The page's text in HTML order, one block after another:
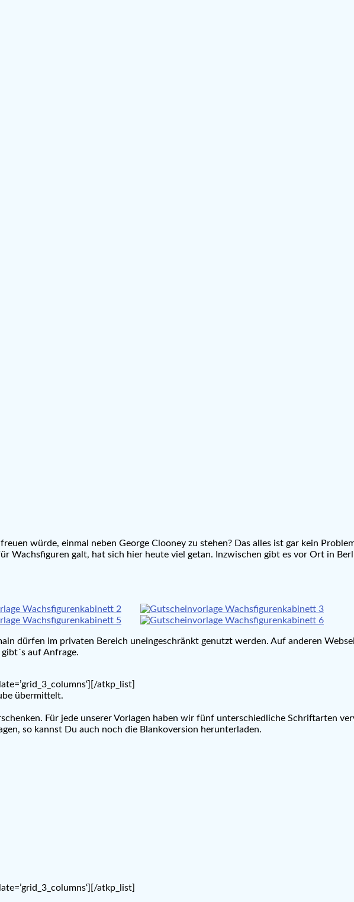
würde, einmal neben George Clooney zu stehen? Das alles ist gar kein
Wachsfiguren galt, hat sich hier heute viel getan. Inzwischen gibt es vor Ort in
dürfen im privaten Bereich uneingeschränkt genutzt werden. Auf anderen
auf Anfrage.
atkp_list]
übermittelt.
Für jede unserer Vorlagen haben wir fünf unterschiedliche Schriftarten
so kannst Du auch noch die Blankoversion herunterladen.
atkp_list]